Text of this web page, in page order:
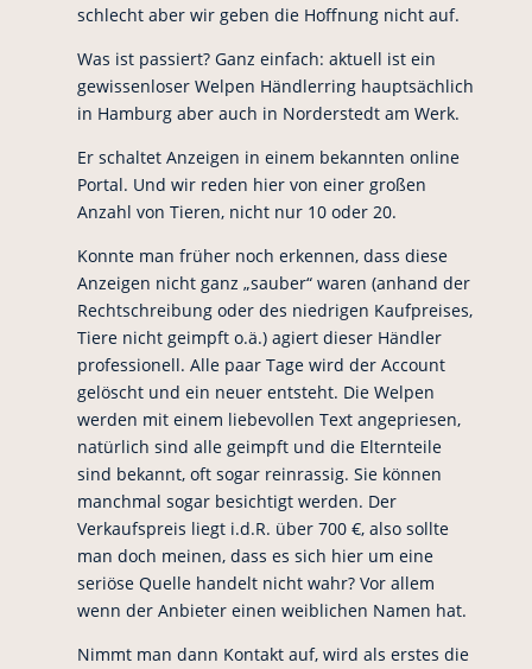
schlecht aber wir geben die Hoffnung nicht auf.
Was ist passiert? Ganz einfach: aktuell ist ein
gewissenloser Welpen Händlerring hauptsächlich
in Hamburg aber auch in Norderstedt am Werk.
Er schaltet Anzeigen in einem bekannten online
Portal. Und wir reden hier von einer großen
Anzahl von Tieren, nicht nur 10 oder 20.
Konnte man früher noch erkennen, dass diese
Anzeigen nicht ganz „sauber“ waren (anhand der
Rechtschreibung oder des niedrigen Kaufpreises,
Tiere nicht geimpft o.ä.) agiert dieser Händler
professionell. Alle paar Tage wird der Account
gelöscht und ein neuer entsteht. Die Welpen
werden mit einem liebevollen Text angepriesen,
natürlich sind alle geimpft und die Elternteile
sind bekannt, oft sogar reinrassig. Sie können
manchmal sogar besichtigt werden. Der
Verkaufspreis liegt i.d.R. über 700 €, also sollte
man doch meinen, dass es sich hier um eine
seriöse Quelle handelt nicht wahr? Vor allem
wenn der Anbieter einen weiblichen Namen hat.
Nimmt man dann Kontakt auf, wird als erstes die